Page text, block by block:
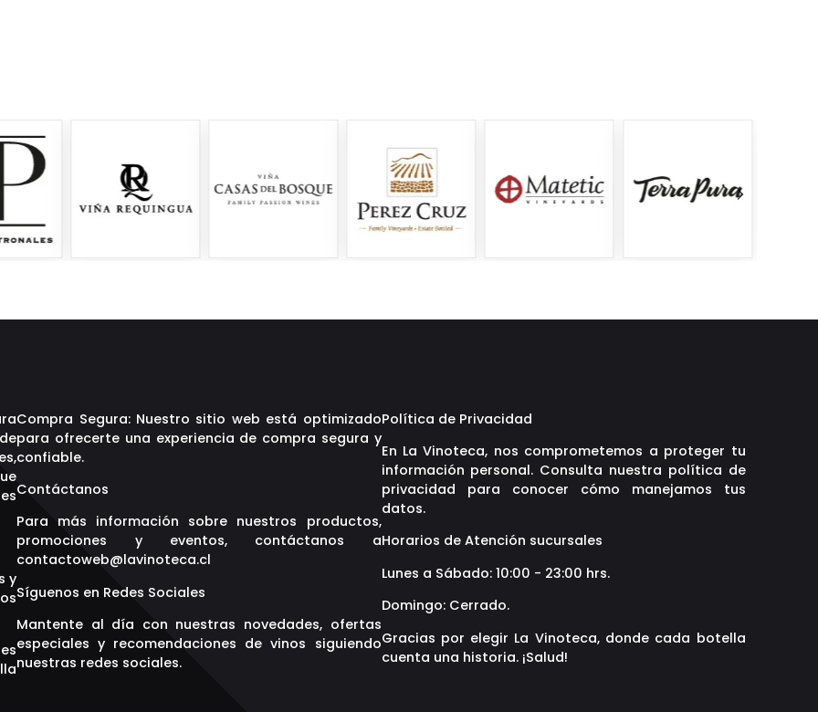
y
Compra Segura: Nuestro sitio web está optimizado
para ofrecerte una experiencia de compra segura y
confiable.
Contáctanos
Para más información sobre nuestros productos,
promociones y eventos, contáctanos a
contactoweb@lavinoteca.cl
Síguenos en Redes Sociales
Mantente al día con nuestras novedades, ofertas
especiales y recomendaciones de vinos siguiendo
nuestras redes sociales.
Política de Privacidad
En La Vinoteca, nos comprometemos a proteger tu
información personal. Consulta nuestra política de
privacidad para conocer cómo manejamos tus
datos.
Horarios de Atención sucursales
Lunes a Sábado: 10:00 - 23:00 hrs.
Domingo: Cerrado.
Gracias por elegir La Vinoteca, donde cada botella
cuenta una historia. ¡Salud!